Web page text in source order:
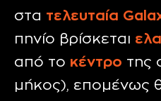
στα τελευταία
πηνίο βρίσκεται
από το κέντρο της
μήκος), επομένως